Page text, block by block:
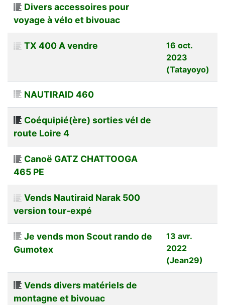
Divers accessoires pour
voyage à vélo et bivouac
TX 400 A vendre
16 oct.
2023
(Tatayoyo)
NAUTIRAID 460
Coéquipié(ère) sorties vél de
route Loire 4
Canoë GATZ CHATTOOGA
465 PE
Vends Nautiraid Narak 500
version tour-expé
Je vends mon Scout rando de
Gumotex
13 avr.
2022
(Jean29)
Vends divers matériels de
montagne et bivouac